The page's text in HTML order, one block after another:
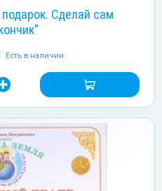
Сделай сам
Есть в наличии